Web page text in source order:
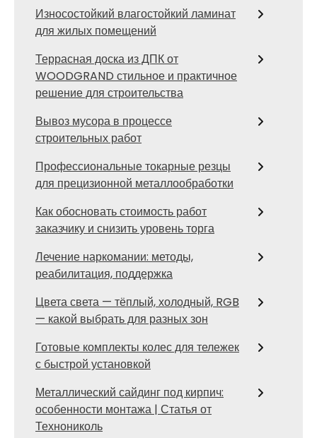
Износостойкий влагостойкий ламинат
для жилых помещений
Террасная доска из ДПК от
WOODGRAND стильное и практичное
решение для строительства
Вывоз мусора в процессе
строительных работ
Профессиональные токарные резцы
для прецизионной металлообработки
Как обосновать стоимость работ
заказчику и снизить уровень торга
Лечение наркомании: методы,
реабилитация, поддержка
Цвета света — тёплый, холодный, RGB
— какой выбрать для разных зон
Готовые комплекты колес для тележек
с быстрой установкой
Металлический сайдинг под кирпич:
особенности монтажа | Статья от
Технониколь